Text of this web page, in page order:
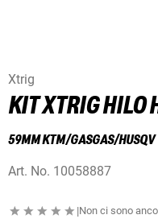
Xtrig
KIT XTRIG HILO
59MM KTM/GASGAS/HUSQV
Art. No. 10058887
|Non ci sono